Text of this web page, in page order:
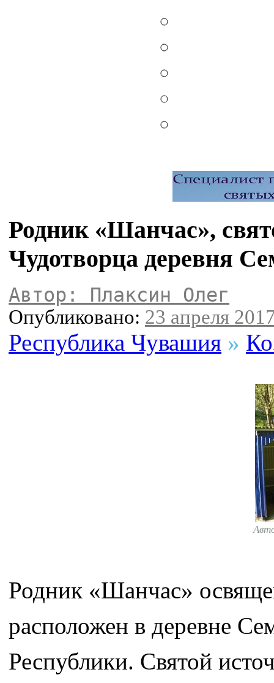
Родник «Шанчас»,
Чудотворца деревня
Автор: Плаксин Олег
Опубликовано: 23 апреля
Республика Чувашия »
Родник «Шанчас»
расположен в деревне
Республики. Святой